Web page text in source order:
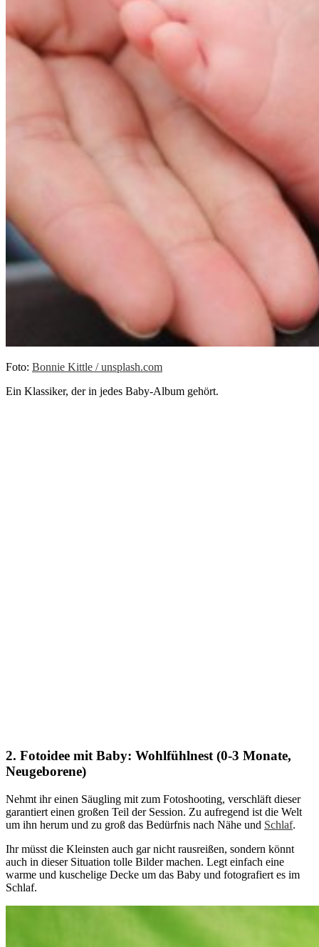
Foto: Bonnie Kittle / unsplash.com
Ein Klassiker, der in jedes Baby-Album gehört.
2. Fotoidee mit Baby: Wohlfühlnest (0-3 Monate,
Neugeborene)
Nehmt ihr einen Säugling mit zum Fotoshooting, verschläft dieser
garantiert einen großen Teil der Session. Zu aufregend ist die Welt
um ihn herum und zu groß das Bedürfnis nach Nähe und Schlaf.
Ihr müsst die Kleinsten auch gar nicht rausreißen, sondern könnt
auch in dieser Situation tolle Bilder machen. Legt einfach eine
warme und kuschelige Decke um das Baby und fotografiert es im
Schlaf.